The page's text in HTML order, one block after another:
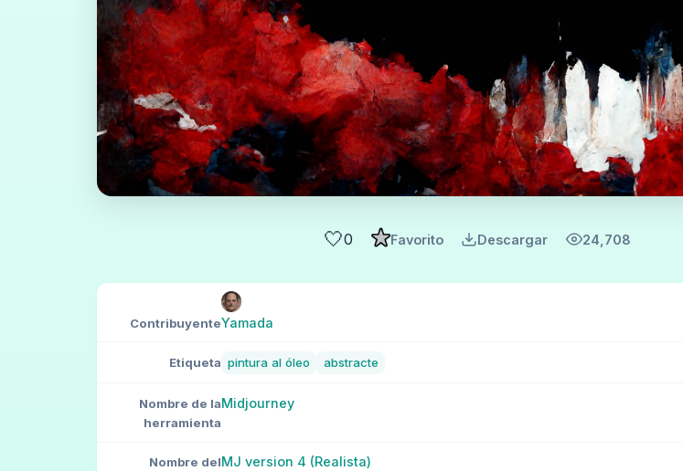
🤍0 Favorito Descargar 24,708
ContribuyenteYamada
Etiqueta pintura al óleo abstracte
Nombre de la
herramienta
Midjourney
Nombre delMJ version 4 (Realista)